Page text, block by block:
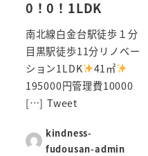
0！0！1LDK
南北線白金台駅徒歩１分
目黒駅徒歩11分リノベー
ション1LDK
41㎡
195000円管理費10000
[…] Tweet
kindness-
fudousan-admin